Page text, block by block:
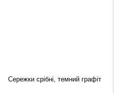
Сережки срібні, темний графіт